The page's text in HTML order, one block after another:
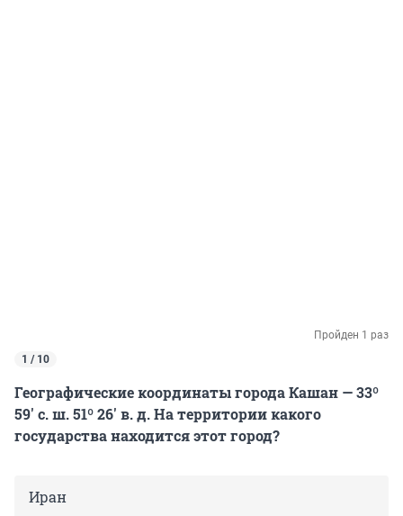
Пройден 1 раз
1 / 10
Географические координаты города Кашан — 33º
59′ с. ш. 51º 26′ в. д. На территории какого
государства находится этот город?
Иран